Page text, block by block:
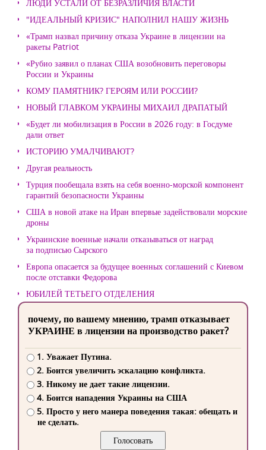
ЛЮДИ УСТАЛИ ОТ БЕЗРАЗЛИЧИЯ ВЛАСТИ
"ИДЕАЛЬНЫЙ КРИЗИС" НАПОЛНИЛ НАШУ ЖИЗНЬ
«Трамп назвал причину отказа Украине в лицензии на
ракеты Patriot
«Рубио заявил о планах США возобновить переговоры
России и Украины
КОМУ ПАМЯТНИК? ГЕРОЯМ ИЛИ РОССИИ?
НОВЫЙ ГЛАВКОМ УКРАИНЫ МИХАИЛ ДРАПАТЫЙ
«Будет ли мобилизация в России в 2026 году: в Госдуме
дали ответ
ИСТОРИЮ УМАЛЧИВАЮТ?
Другая реальность
Турция пообещала взять на себя военно-морской компонент
гарантий безопасности Украины
США в новой атаке на Иран впервые задействовали морские
дроны
Украинские военные начали отказываться от наград
за подписью Сырского
Европа опасается за будущее военных соглашений с Киевом
после отставки Федорова
ЮБИЛЕЙ ТЕТЬЕГО ОТДЕЛЕНИЯ
почему, по вашему мнению, трамп отказывает
УКРАИНЕ в лицензии на производство ракет?
1. Уважает Путина.
2. Боится увеличить эскалацию конфликта.
3. Никому не дает такие лицензии.
4. Боится нападения Украины на США
5. Просто у него манера поведения такая: обещать и
не сделать.